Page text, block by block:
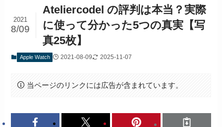
Ateliercodel の評判は本当？実際
に使って分かった5つの真実【写
真25枚】
2021
8/09
Apple Watch 2021-08-09 2025-11-07
当ページのリンクには広告が含まれています。